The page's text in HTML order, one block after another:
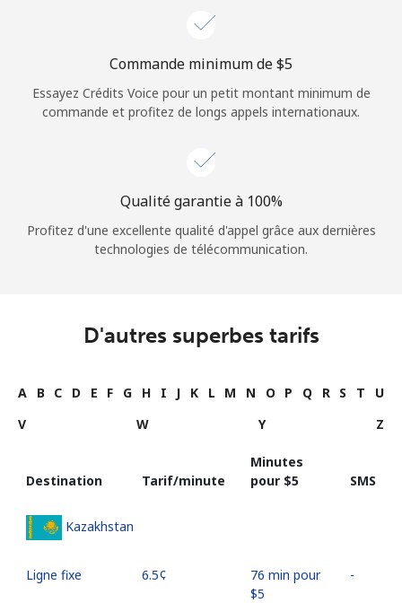
Commande minimum de ⁦$5⁩
Essayez Crédits Voice pour un petit montant minimum de
commande et profitez de longs appels internationaux.
Qualité garantie à 100%
Profitez d'une excellente qualité d'appel grâce aux dernières
technologies de télécommunication.
D'autres superbes tarifs
A B C D E F G H I J K L M N O P Q R S T
U
V
W Y Z
Destination Tarif/minute
Minutes
pour ⁦$5⁩
SMS
Kazakhstan
Ligne fixe ⁦6.5¢⁩
76 min pour
⁦$5⁩
-